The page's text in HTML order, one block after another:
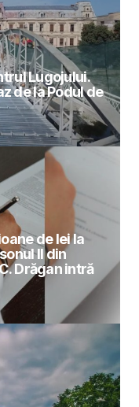
Lugojului.
de la Podul de
de lei la
II din
Drăgan intră